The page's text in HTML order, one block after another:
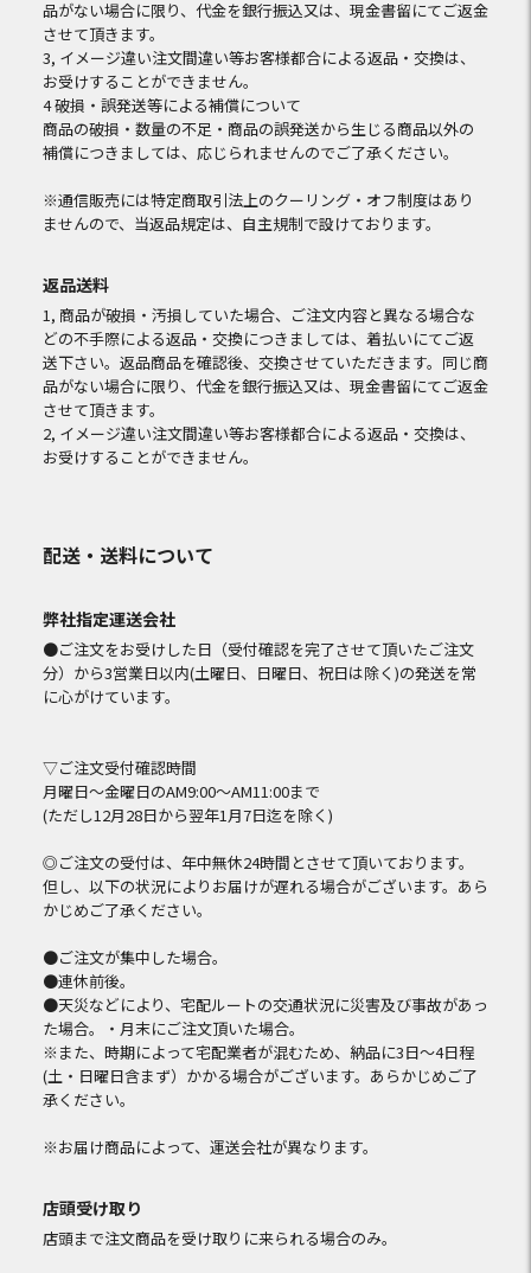
品がない場合に限り、代金を銀行振込又は、現金書留にてご返金
させて頂きます。
3, イメージ違い注文間違い等お客様都合による返品・交換は、
お受けすることができません。
4 破損・誤発送等による補償について
商品の破損・数量の不足・商品の誤発送から生じる商品以外の
補償につきましては、応じられませんのでご了承ください。
※通信販売には特定商取引法上のクーリング・オフ制度はあり
ませんので、当返品規定は、自主規制で設けております。
返品送料
1, 商品が破損・汚損していた場合、ご注文内容と異なる場合な
どの不手際による返品・交換につきましては、着払いにてご返
送下さい。返品商品を確認後、交換させていただきます。同じ商
品がない場合に限り、代金を銀行振込又は、現金書留にてご返金
させて頂きます。
2, イメージ違い注文間違い等お客様都合による返品・交換は、
お受けすることができません。
配送・送料について
弊社指定運送会社
●ご注文をお受けした日（受付確認を完了させて頂いたご注文
分）から3営業日以内(土曜日、日曜日、祝日は除く)の発送を常
に心がけています。
▽ご注文受付確認時間
月曜日～金曜日のAM9:00～AM11:00まで
(ただし12月28日から翌年1月7日迄を除く)
◎ご注文の受付は、年中無休24時間とさせて頂いております。
但し、以下の状況によりお届けが遅れる場合がございます。あら
かじめご了承ください。
●ご注文が集中した場合。
●連休前後。
●天災などにより、宅配ルートの交通状況に災害及び事故があっ
た場合。・月末にご注文頂いた場合。
※また、時期によって宅配業者が混むため、納品に3日～4日程
(土・日曜日含まず）かかる場合がございます。あらかじめご了
承ください。
※お届け商品によって、運送会社が異なります。
店頭受け取り
店頭まで注文商品を受け取りに来られる場合のみ。